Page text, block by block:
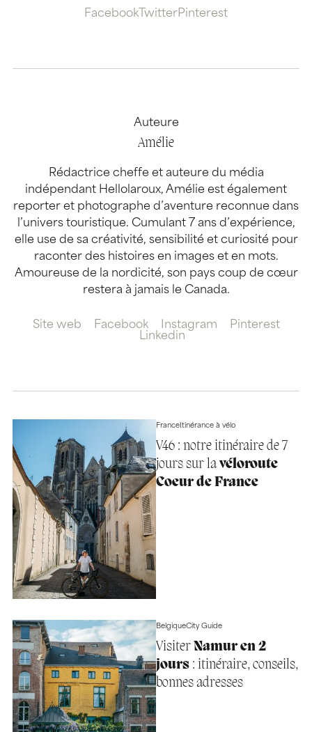
Facebook TwitterPinterest
Auteure
Amélie
Rédactrice cheffe et auteure du média
indépendant Hellolaroux, Amélie est également
reporter et photographe d’aventure reconnue dans
l’univers touristique. Cumulant 7 ans d’expérience,
elle use de sa créativité, sensibilité et curiosité pour
raconter des histoires en images et en mots.
Amoureuse de la nordicité, son pays coup de cœur
restera à jamais le Canada.
Site web Facebook Instagram
Pinterest
Linkedin
FranceItinérance à vélo
V46 : notre itinéraire de 7
jours sur lavéloroute
Coeur de France
BelgiqueCity Guide
VisiterNamur en 2
jours: itinéraire, conseils,
bonnes adresses